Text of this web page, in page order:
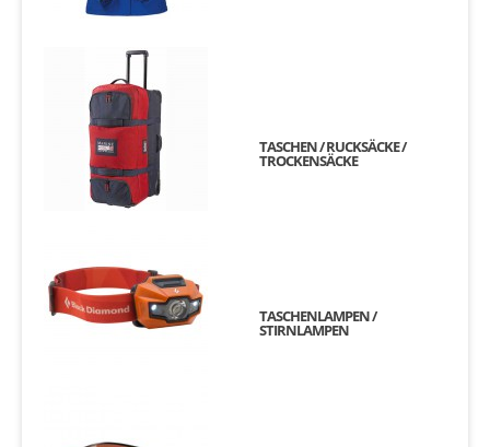
TASCHEN / RUCKSÄCKE /
TROCKENSÄCKE
TASCHENLAMPEN /
STIRNLAMPEN